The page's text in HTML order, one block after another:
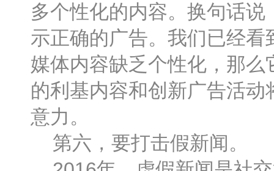
多个性化的内容。换句话
示正确的广告。我们已经
媒体内容缺乏个性化，那
的利基内容和创新广告活
意力。
第六，要打击假新闻。